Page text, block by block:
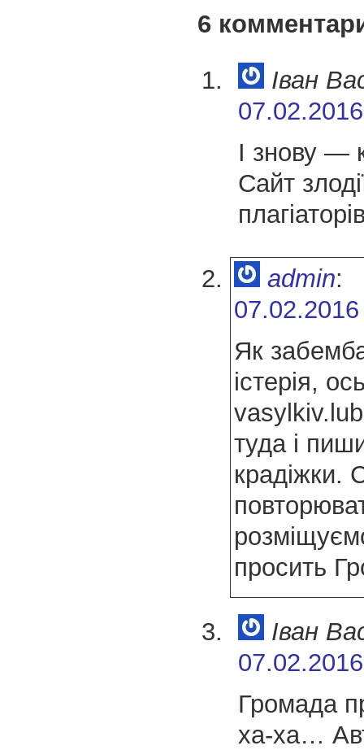
6
Іван
І знову —
Сайт
admin:
Як
істерія,
туда і
крадіжки.
просить
Іван
Громада
ха-ха…